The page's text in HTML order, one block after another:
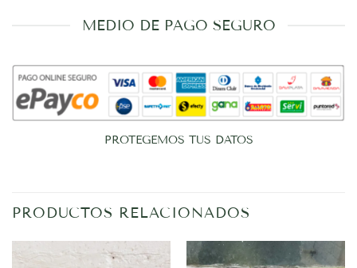
MEDIO DE PAGO SEGURO
PROTEGEMOS TUS DATOS
PRODUCTOS RELACIONADOS